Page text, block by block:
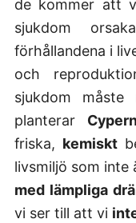
de kommer att
sjukdom
förhållandena i
och
sjukdom
planterar
friska, kemiskt
livsmiljö som inte
med lämpliga
vi ser till att vi